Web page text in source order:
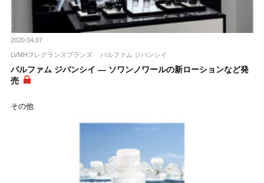
2020.04.07
LVMHフレグランスブランズ パルファム ジバンシイ
パルファム ジバンシイ ― ソワンノワールの新ローションなど発
売
その他